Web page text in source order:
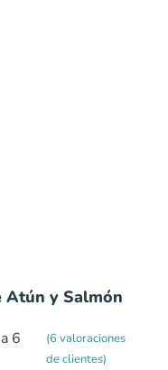
Atún y Salmón
6
(6 valoraciones
de clientes)